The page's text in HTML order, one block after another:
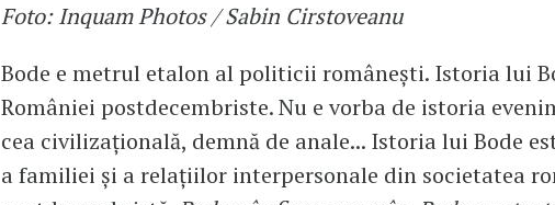
Foto: Inquam Photos / Sabin Cirstoveanu
Bode e metrul etalon al politicii românești. Istoria lui
României postdecembriste. Nu e vorba de istoria
cea civilizațională, demnă de anale... Istoria lui Bode
a familiei și a relațiilor interpersonale din societatea